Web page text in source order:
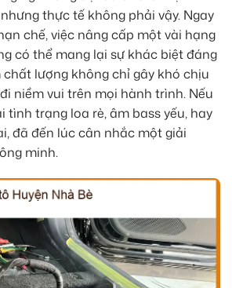
thực tế không phải vậy. Ngay
chế, việc nâng cấp một vài hạng
có thể mang lại sự khác biệt đáng
chất lượng không chỉ gây khó chịu
niềm vui trên mọi hành trình. Nếu
tình trạng loa rè, âm bass yếu, hay
đã đến lúc cân nhắc một giải
minh.